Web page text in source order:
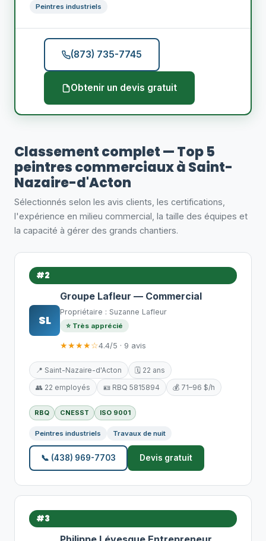
Peintres industriels
(873) 735-7745
Obtenir un devis gratuit
Classement complet — Top 5
peintres commerciaux à Saint-
Nazaire-d'Acton
Sélectionnés selon les avis clients, les certifications,
l'expérience en milieu commercial, la taille des équipes et
la capacité à gérer des grands chantiers.
#2
SL
Groupe Lafleur — Commercial
Propriétaire : Suzanne Lafleur
⭐ Très apprécié
★★★★☆4.4/5 · 9 avis
📍 Saint-Nazaire-d'Acton
🗓️ 22 ans
👥 22 employés
🪪 RBQ 5815894 💰 71–96 $/h
RBQ CNESST ISO 9001
Peintres industriels Travaux de nuit
📞 (438) 969-7703 Devis gratuit
#3